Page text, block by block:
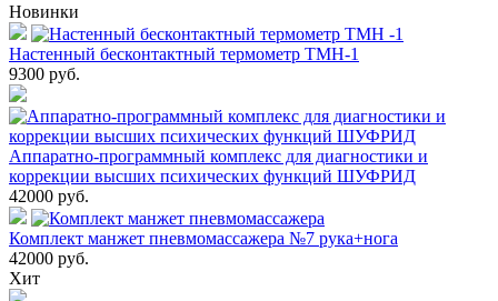
Новинки
Настенный бесконтактный термометр ТМН-1
9300 руб.
Аппаратно-программный комплекс для диагностики и
коррекции высших психических функций ШУФРИД
42000 руб.
Комплект манжет пневмомассажера №7 рука+нога
42000 руб.
Хит